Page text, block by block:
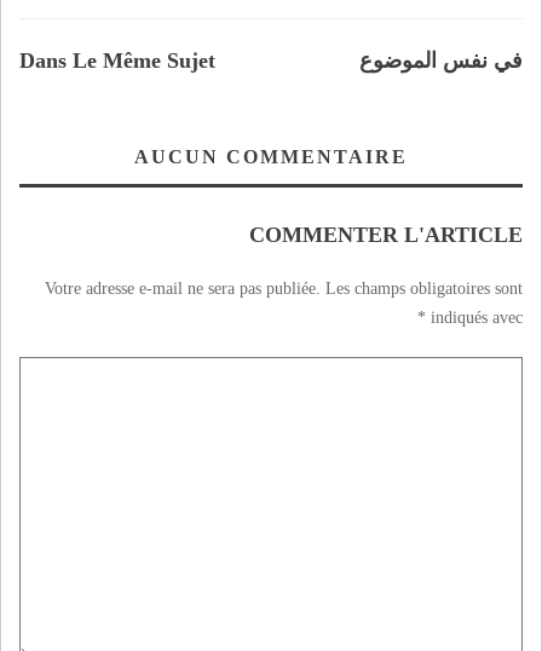
Dans Le Même Sujet في نفس الموضوع
AUCUN COMMENTAIRE
COMMENTER L'ARTICLE
Votre adresse e-mail ne sera pas publiée. Les champs obligatoires sont
indiqués avec
*